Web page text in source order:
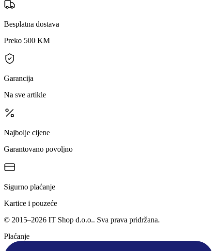
Besplatna dostava
Preko 500 KM
Garancija
Na sve artikle
Najbolje cijene
Garantovano povoljno
Sigurno plaćanje
Kartice i pouzeće
© 2015–2026 IT Shop d.o.o.. Sva prava pridržana.
Plaćanje